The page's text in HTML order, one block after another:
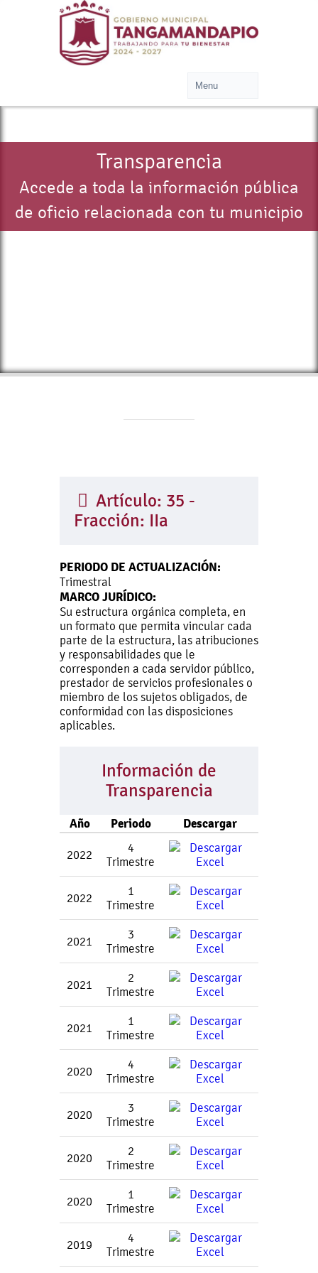
Transparencia
Accede a toda la información pública
de oficio relacionada con tu municipio
Artículo: 35 -
Fracción: IIa
PERIODO DE ACTUALIZACIÓN:
Trimestral
MARCO JURÍDICO:
Su estructura orgánica completa, en
un formato que permita vincular cada
parte de la estructura, las atribuciones
y responsabilidades que le
corresponden a cada servidor público,
prestador de servicios profesionales o
miembro de los sujetos obligados, de
conformidad con las disposiciones
aplicables.
Información de
Transparencia
Año Periodo Descargar
2022
4
Trimestre
2022
1
Trimestre
2021
3
Trimestre
2021
2
Trimestre
2021
1
Trimestre
2020
4
Trimestre
2020
3
Trimestre
2020
2
Trimestre
2020
1
Trimestre
2019
4
Trimestre